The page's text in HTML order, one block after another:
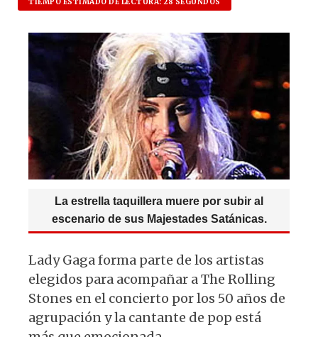
at
s
A
p
p
c
e
b
o
o
k
es
k
y
g
m
La estrella taquillera muere por subir al
escenario de sus Majestades Satánicas.
Lady Gaga forma parte de los artistas
elegidos para acompañar a The Rolling
Stones en el concierto por los 50 años de
agrupación y la cantante de pop está